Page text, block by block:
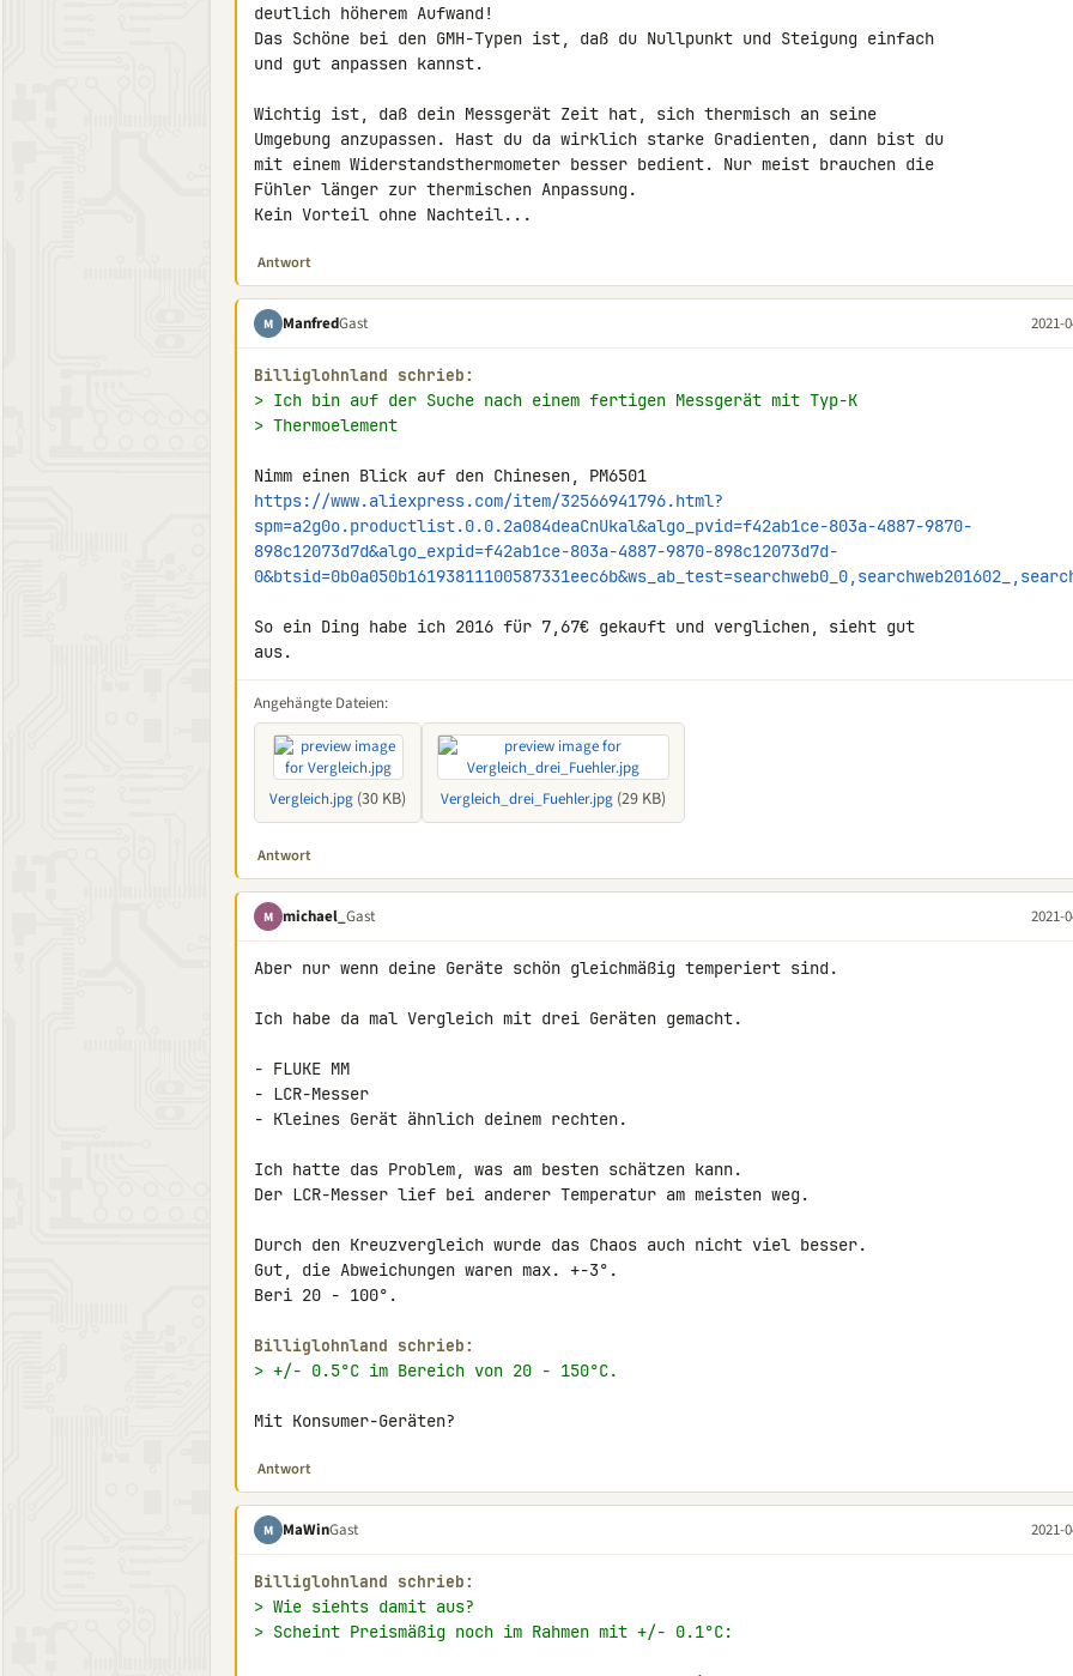
deutlich höherem Aufwand!
Das Schöne bei den GMH-Typen ist, daß du Nullpunkt und Steigung einfach
und gut anpassen kannst.
Wichtig ist, daß dein Messgerät Zeit hat, sich thermisch an seine
Umgebung anzupassen. Hast du da wirklich starke Gradienten, dann bist du
mit einem Widerstandsthermometer besser bedient. Nur meist brauchen die
Fühler länger zur thermischen Anpassung.
Kein Vorteil ohne Nachteil...
Antwort
M ManfredGast 2021-
Billiglohnland schrieb:
> Ich bin auf der Suche nach einem fertigen Messgerät mit Typ-K
> Thermoelement
https://www.aliexpress.com/item/32566941796.html?
spm=a2g0o.productlist.0.0.2a084deaCnUkal&algo_pvid=f42ab1ce-803a-4887-9870-
898c12073d7d&algo_expid=f42ab1ce-803a-4887-9870-898c12073d7d-
So ein Ding habe ich 2016 für 7,67€ gekauft und verglichen, sieht gut
aus.
Angehängte Dateien:
Vergleich.jpg (30 KB) Vergleich_drei_Fuehler.jpg (29 KB)
Antwort
M michael_ Gast 2021-
Aber nur wenn deine Geräte schön gleichmäßig temperiert sind.
Ich habe da mal Vergleich mit drei Geräten gemacht.
- FLUKE MM
- LCR-Messer
- Kleines Gerät ähnlich deinem rechten.
Ich hatte das Problem, was am besten schätzen kann.
Der LCR-Messer lief bei anderer Temperatur am meisten weg.
Durch den Kreuzvergleich wurde das Chaos auch nicht viel besser.
Gut, die Abweichungen waren max. +-3°.
Beri 20 - 100°.
Billiglohnland schrieb:
> +/- 0.5°C im Bereich von 20 - 150°C.
Mit Konsumer-Geräten?
Antwort
M MaWinGast 2021-
Billiglohnland schrieb:
> Wie siehts damit aus?
> Scheint Preismäßig noch im Rahmen mit +/- 0.1°C: